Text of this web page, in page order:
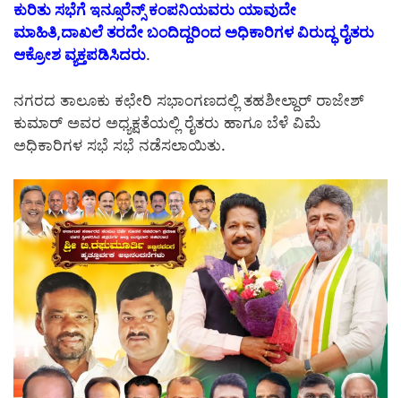
ಕುರಿತು ಸಭೆಗೆ ಇನ್ಸೂರೆನ್ಸ್ ಕಂಪನಿಯವರು ಯಾವುದೇ
ಮಾಹಿತಿ,ದಾಖಲೆ ತರದೇ ಬಂದಿದ್ದರಿಂದ ಅಧಿಕಾರಿಗಳ ವಿರುದ್ಧ ರೈತರು
ಆಕ್ರೋಶ ವ್ಯಕ್ತಪಡಿಸಿದರು.
ನಗರದ ತಾಲೂಕು ಕಛೇರಿ ಸಭಾಂಗಣದಲ್ಲಿ ತಹಶೀಲ್ದಾರ್ ರಾಜೇಶ್
ಕುಮಾರ್ ಅವರ ಅಧ್ಯಕ್ಷತೆಯಲ್ಲಿ ರೈತರು ಹಾಗೂ ಬೆಳೆ ವಿಮೆ
ಅಧಿಕಾರಿಗಳ ಸಭೆ ಸಭೆ ನಡೆಸಲಾಯಿತು.